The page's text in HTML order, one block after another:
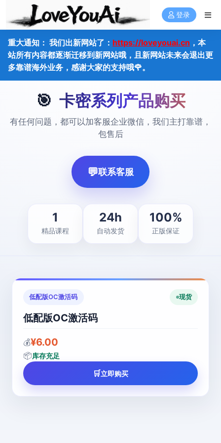
登录
重大通知： 我们出新网站了： https://loveyouai.cn ，本
站所有内容都逐渐迁移到新网站哦，且新网站未来会退出更
多靠谱海外业务，感谢大家的支持哦🌹。
🎯 卡密系列产品购买
有任何问题，都可以加客服企业微信，我们主打靠谱，
包售后
💬联系客服
1
精品课程
24h
自动发货
100%
正版保证
低配版OC激活码 现货
低配版OC激活码
💰¥6.00
📦库存充足
🛒立即购买